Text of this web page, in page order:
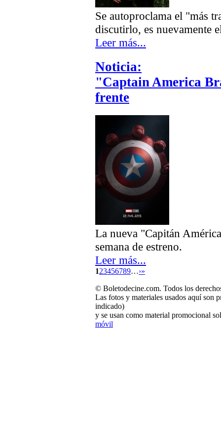
Se autoproclama el "más
discutirlo, es nuevamente
Leer más...
Noticia:
"Captain America
frente
La nueva "Capitán
semana de estreno.
Leer más...
123456789…›»
© Boletodecine.com. Todos los
Las fotos y materiales usados aquí son
indicado)
y se usan como material promocional
móvil